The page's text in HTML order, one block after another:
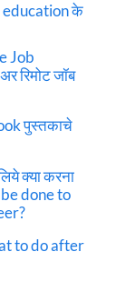
के
Job
रिमोट जॉब
पुस्तकाचे
क्या करना
be done to
to do after